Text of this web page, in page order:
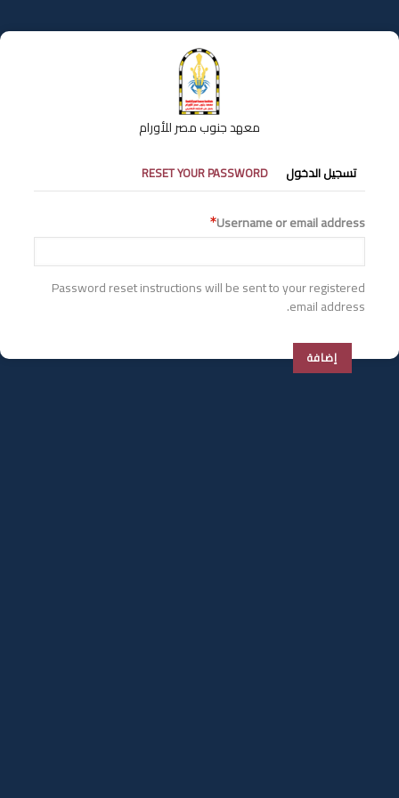
إلى
المحتوى
معهد جنوب مصر للأورام
التبويبات
الأساسية
تسجيل الدخول RESET YOUR PASSWORD
Username or email address
Password reset instructions will be sent to your registered
email address.